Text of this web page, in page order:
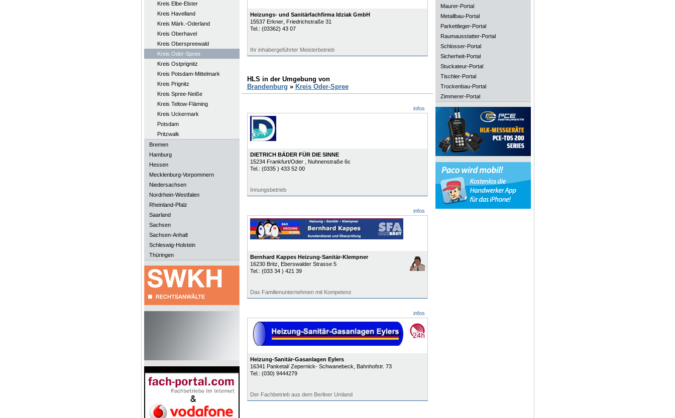
Kreis Elbe-Elster
Kreis Havelland
Kreis Märk.-Oderland
Kreis Oberhavel
Kreis Oberspreewald
Kreis Oder-Spree
Kreis Ostprignitz
Kreis Potsdam-Mittelmark
Kreis Prignitz
Kreis Spree-Neiße
Kreis Teltow-Fläming
Kreis Uckermark
Potsdam
Pritzwalk
Bremen
Hamburg
Hessen
Mecklenburg-Vorpommern
Niedersachsen
Nordrhein-Westfalen
Rheinland-Pfalz
Saarland
Sachsen
Sachsen-Anhalt
Schleswig-Holstein
Thüringen
Heizungs- und Sanitärfachfirma Idziak GmbH
15537 Erkner, Friedrichstraße 31
Tel.: (03362) 43 07
Ihr inhabergeführter Meisterbetrieb
HLS in der Umgebung von
Brandenburg » Kreis Oder-Spree
infos
DIETRICH BÄDER FÜR DIE SINNE
15234 Frankfurt/Oder
, Nuhnenstraße 6c
Tel.: (0335 ) 433 52 00
Innungsbetrieb
infos
Bernhard Kappes Heizung-Sanitär-Klempner
16230 Britz , Eberswalder Strasse 5
Tel.: (033 34 ) 421 39
Das Familienunternehmen mit Kompetenz
infos
Heizung-Sanitär-Gasanlagen Eylers
16341 Panketal/ Zepernick- Schwanebeck , Bahnhofstr. 73
Tel.: (030) 9444279
Der Fachbetrieb aus dem Berliner Umland
Maurer-Portal
Metallbau-Portal
Parkettleger-Portal
Raumausstatter-Portal
Schlosser-Portal
Sicherheit-Portal
Stuckateur-Portal
Tischler-Portal
Trockenbau-Portal
Zimmerer-Portal